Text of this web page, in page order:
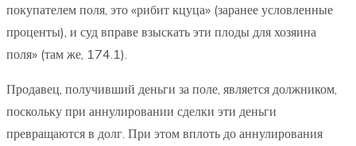
покупателем поля, это «рибит кцуца» (заранее условленные
проценты), и суд вправе взыскать эти плоды для хозяина
поля» (там же, 174.1).
Продавец, получивший деньги за поле, является должником,
поскольку при аннулировании сделки эти деньги
превращаются в долг. При этом вплоть до аннулирования